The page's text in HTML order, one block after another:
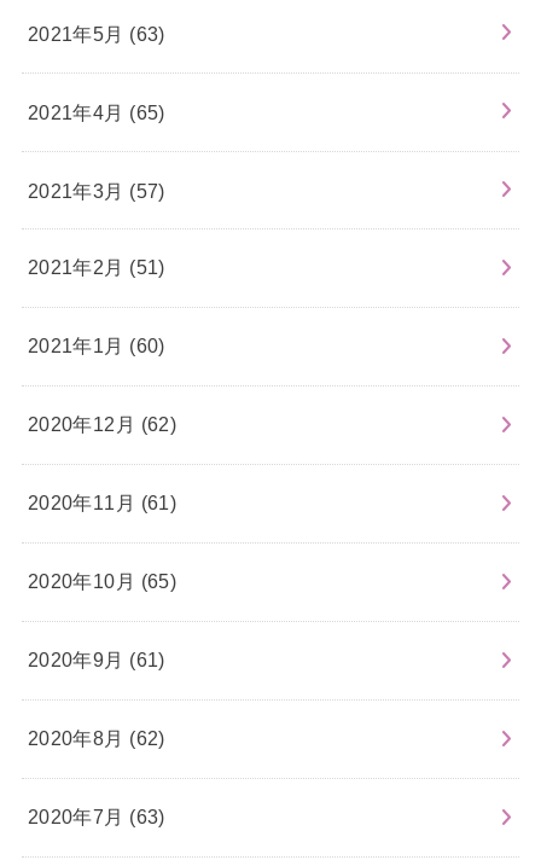
2021年5月 (63)
2021年4月 (65)
2021年3月 (57)
2021年2月 (51)
2021年1月 (60)
2020年12月 (62)
2020年11月 (61)
2020年10月 (65)
2020年9月 (61)
2020年8月 (62)
2020年7月 (63)